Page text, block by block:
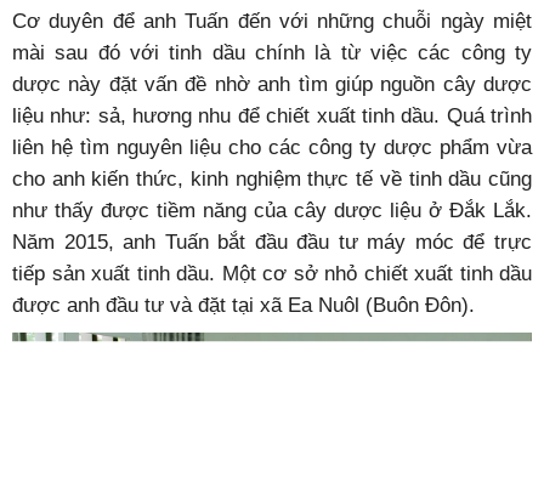
Cơ duyên để anh Tuấn đến với những chuỗi ngày miệt
mài sau đó với tinh dầu chính là từ việc các công ty
dược này đặt vấn đề nhờ anh tìm giúp nguồn cây dược
liệu như: sả, hương nhu để chiết xuất tinh dầu. Quá trình
liên hệ tìm nguyên liệu cho các công ty dược phẩm vừa
cho anh kiến thức, kinh nghiệm thực tế về tinh dầu cũng
như thấy được tiềm năng của cây dược liệu ở Đắk Lắk.
Năm 2015, anh Tuấn bắt đầu đầu tư máy móc để trực
tiếp sản xuất tinh dầu. Một cơ sở nhỏ chiết xuất tinh dầu
được anh đầu tư và đặt tại xã Ea Nuôl (Buôn Đôn).